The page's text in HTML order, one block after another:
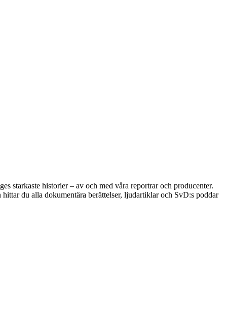
starkaste historier – av och med våra reportrar och producenter.
du alla dokumentära berättelser, ljudartiklar och SvD:s poddar